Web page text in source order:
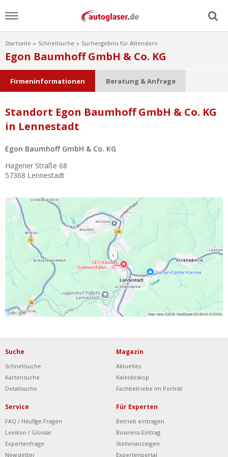
Menu
Home
Ratgeber
Scheibensuche
FAQ
Lexikon
Ist Ihre Werkstatt schon dabei?
Kostenlos eintragen
Werkstatt Login
Startseite Schnellsuche Suchergebnis für Attendorn
Egon Baumhoff GmbH & Co. KG
Firmeninformationen Beratung & Anfrage
Standort Egon Baumhoff GmbH & Co. KG
in Lennestadt
Egon Baumhoff GmbH & Co. KG
Hagener Straße 68
57368 Lennestadt
Suche
Schnellsuche
Kartensuche
Detailsuche
Magazin
Aktuelles
Kaleidoskop
Fachbetriebe im Porträt
Service
FAQ / Häufige Fragen
Lexikon / Glossar
Expertenfrage
Newsletter
Für Experten
Betrieb eintragen
Business-Eintrag
Stellenanzeigen
Expertenportal